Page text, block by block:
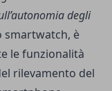
degli
smartwatch, è
le funzionalità
rilevamento del